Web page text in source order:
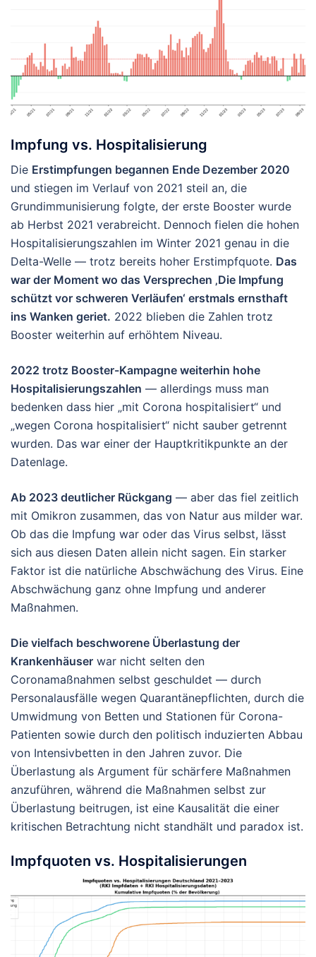
Impfung vs. Hospitalisierung
Die Erstimpfungen begannen Ende Dezember 2020
und stiegen im Verlauf von 2021 steil an, die
Grundimmunisierung folgte, der erste Booster wurde
ab Herbst 2021 verabreicht. Dennoch fielen die hohen
Hospitalisierungszahlen im Winter 2021 genau in die
Delta-Welle — trotz bereits hoher Erstimpfquote. Das
war der Moment wo das Versprechen ‚Die Impfung
schützt vor schweren Verläufen‘ erstmals ernsthaft
ins Wanken geriet. 2022 blieben die Zahlen trotz
Booster weiterhin auf erhöhtem Niveau.
2022 trotz Booster-Kampagne weiterhin hohe
Hospitalisierungszahlen — allerdings muss man
bedenken dass hier „mit Corona hospitalisiert“ und
„wegen Corona hospitalisiert“ nicht sauber getrennt
wurden. Das war einer der Hauptkritikpunkte an der
Datenlage.
Ab 2023 deutlicher Rückgang — aber das fiel zeitlich
mit Omikron zusammen, das von Natur aus milder war.
Ob das die Impfung war oder das Virus selbst, lässt
sich aus diesen Daten allein nicht sagen. Ein starker
Faktor ist die natürliche Abschwächung des Virus. Eine
Abschwächung ganz ohne Impfung und anderer
Maßnahmen.
Die vielfach beschworene Überlastung der
Krankenhäuser war nicht selten den
Coronamaßnahmen selbst geschuldet — durch
Personalausfälle wegen Quarantänepflichten, durch die
Umwidmung von Betten und Stationen für Corona-
Patienten sowie durch den politisch induzierten Abbau
von Intensivbetten in den Jahren zuvor. Die
Überlastung als Argument für schärfere Maßnahmen
anzuführen, während die Maßnahmen selbst zur
Überlastung beitrugen, ist eine Kausalität die einer
kritischen Betrachtung nicht standhält und paradox ist.
Impfquoten vs. Hospitalisierungen